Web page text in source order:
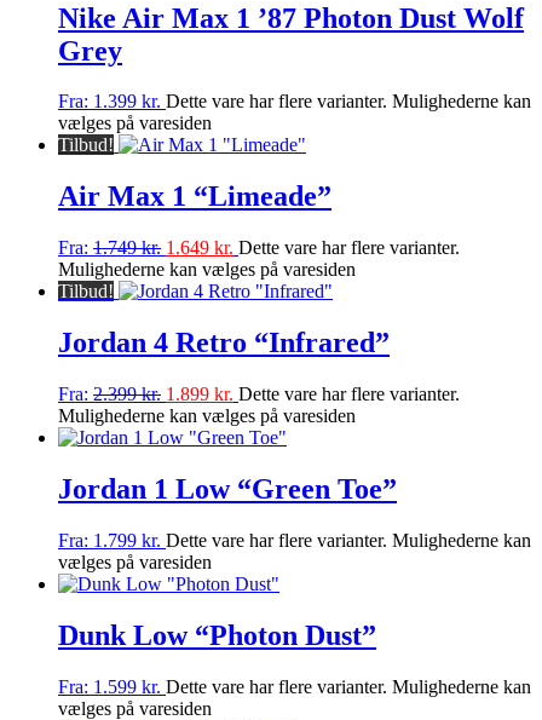
Nike Air Max 1 ’87 Photon Dust Wolf
Grey
Fra: 1.399 kr. Dette vare har flere varianter. Mulighederne kan
vælges på varesiden
Tilbud!
Air Max 1 “Limeade”
Fra: 1.749kr. 1.649 kr. Dette vare har flere varianter.
Mulighederne kan vælges på varesiden
Tilbud!
Jordan 4 Retro “Infrared”
Fra: 2.399kr. 1.899 kr. Dette vare har flere varianter.
Mulighederne kan vælges på varesiden
Jordan 1 Low “Green Toe”
Fra: 1.799 kr. Dette vare har flere varianter. Mulighederne kan
vælges på varesiden
Dunk Low “Photon Dust”
Fra: 1.599 kr. Dette vare har flere varianter. Mulighederne kan
vælges på varesiden